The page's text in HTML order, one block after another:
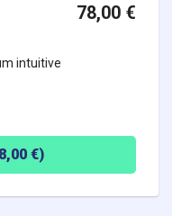
78,00 €
intuitive
€)